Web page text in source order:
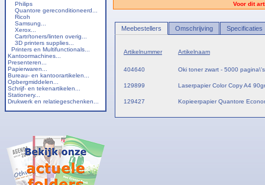
Philips
Quantore gereconditioneerd...
Ricoh
Samsung...
Xerox...
Cartr/toners/linten overig...
3D printers supplies...
Printers en Multifunctionals...
Kantoormachines...
Presenteren...
Papierwaren...
Bureau- en kantoorartikelen...
Opbergmiddelen...
Schrijf- en tekenartikelen...
Stationery...
Drukwerk en relatiegeschenken...
Voor dit
Meebestellers Omschrijving Specificaties
Artikelnummer Artikelnaam
404640 Oki toner zwart - 5000
129899 Laserpapier Color Copy A4
129427 Kopieerpapier Quantore